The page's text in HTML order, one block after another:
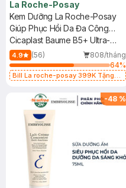
La Roche-Posay
Kem Dưỡng La Roche-Posay
Giúp Phục Hồi Da Đa Công
Dụng 40ml
Cicaplast Baume B5+ Ultra-
Repairing Soothing Balm
4.9 (56)
808/tháng
64%
Bill La roche-posay 399K Tặng
(SL có hạn)
-48 %